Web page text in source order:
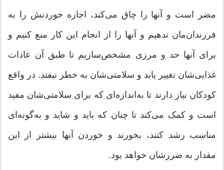
مضر است و آنها را چاق می‌کند، اجازه خوردنش را به
فرزندان‌مان ندهیم و آنها را از انجام این کار منع کنیم و
برای آنها حد و مرزی مشخص‌سازیم تا طبق آن عادات
غذایی‌شان تغییر یابد و سلامتی‌شان به خطر نیفتد. در واقع
کودکان نیاز دارند تا به‌اندازه‌ای که برای سلامتی‌شان مفید
است و کمک می‌کند تا چنان که باید و شاید و به‌گونه‌ای
مناسب رشد کنند، بخورند و خوردن آنها بیشتر از این
مقدار به ضررشان خواهد بود.